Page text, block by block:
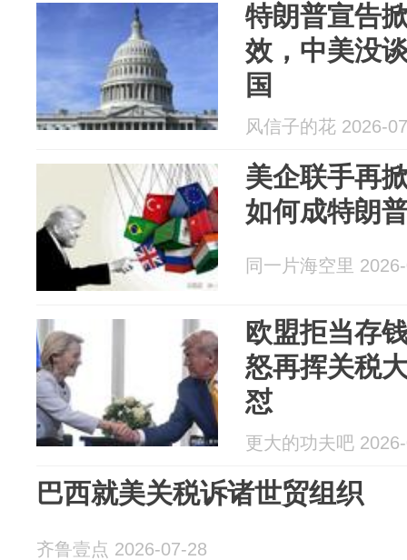
特朗普宣告
效，中美没
国
风信子的花 2026-
美企联手再
如何成特朗
同一片海空里
欧盟拒当存
怒再挥关税
怼
更大的功夫吧
巴西就美关税诉诸世贸组织
齐鲁壹点 2026-07-28